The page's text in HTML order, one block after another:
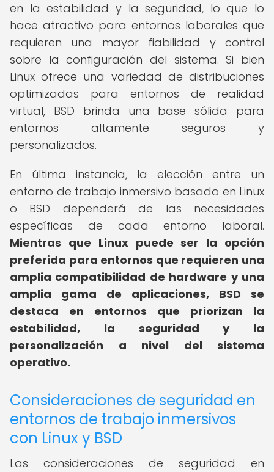
en la estabilidad y la seguridad, lo que lo
hace atractivo para entornos laborales que
requieren una mayor fiabilidad y control
sobre la configuración del sistema. Si bien
Linux ofrece una variedad de distribuciones
optimizadas para entornos de realidad
virtual, BSD brinda una base sólida para
entornos altamente seguros y
personalizados.
En última instancia, la elección entre un
entorno de trabajo inmersivo basado en Linux
o BSD dependerá de las necesidades
específicas de cada entorno laboral.
Mientras que Linux puede ser la opción
preferida para entornos que requieren una
amplia compatibilidad de hardware y una
amplia gama de aplicaciones, BSD se
destaca en entornos que priorizan la
estabilidad, la seguridad y la
personalización a nivel del sistema
operativo.
Consideraciones de seguridad en
entornos de trabajo inmersivos
con Linux y BSD
Las consideraciones de seguridad en